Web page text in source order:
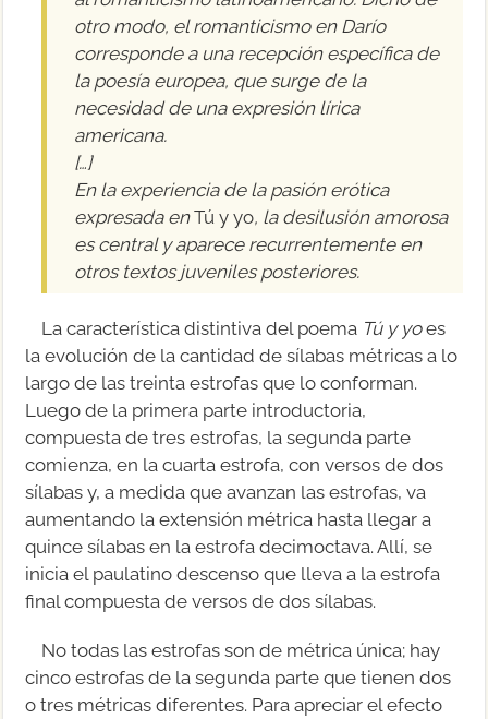
otro modo, el romanticismo en Darío
corresponde a una recepción específica de
la poesía europea, que surge de la
necesidad de una expresión lírica
americana.
[…]
En la experiencia de la pasión erótica
expresada enTú y yo, la desilusión amorosa
es central y aparece recurrentemente en
otros textos juveniles posteriores.
La característica distintiva del poema Tú y yoes
la evolución de la cantidad de sílabas métricas a lo
largo de las treinta estrofas que lo conforman.
Luego de la primera parte introductoria,
compuesta de tres estrofas, la segunda parte
comienza, en la cuarta estrofa, con versos de dos
sílabas y, a medida que avanzan las estrofas, va
aumentando la extensión métrica hasta llegar a
quince sílabas en la estrofa decimoctava. Allí, se
inicia el paulatino descenso que lleva a la estrofa
final compuesta de versos de dos sílabas.
No todas las estrofas son de métrica única; hay
cinco estrofas de la segunda parte que tienen dos
o tres métricas diferentes. Para apreciar el efecto